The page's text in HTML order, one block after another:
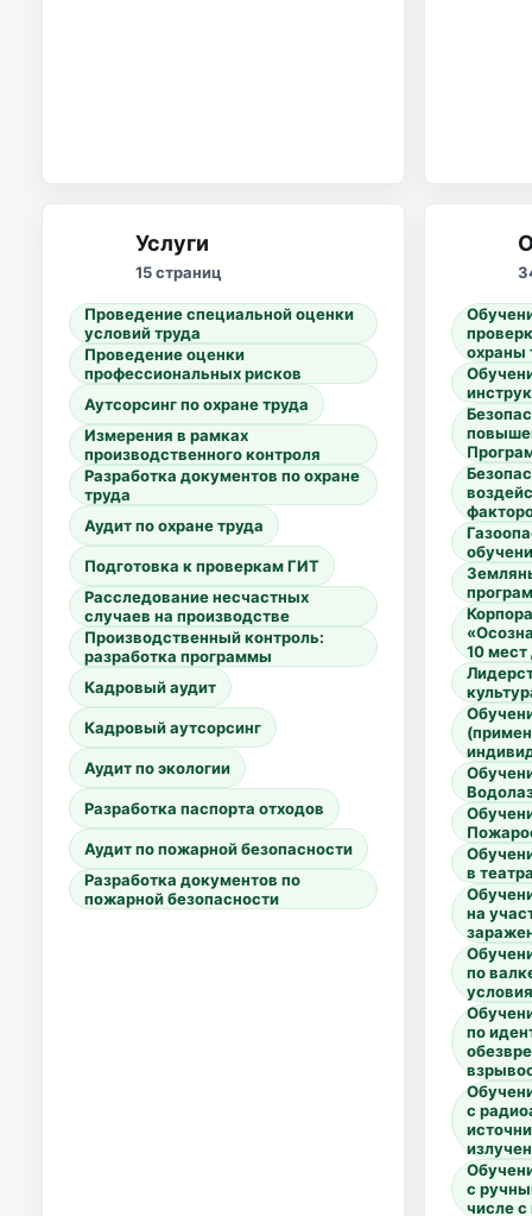
Услуги
15 страниц
Проведение специальной оценки
условий труда
Проведение оценки
профессиональных рисков
Аутсорсинг по охране труда
Измерения в рамках
производственного контроля
Разработка документов по охране
труда
Аудит по охране труда
Подготовка к проверкам ГИТ
Расследование несчастных
случаев на производстве
Производственный контроль:
разработка программы
Кадровый аудит
Кадровый аутсорсинг
Аудит по экологии
Разработка паспорта отходов
Аудит по пожарной безопасности
Разработка документов по
пожарной безопасности
охраны
10
в
на
по
по
с
с
числе